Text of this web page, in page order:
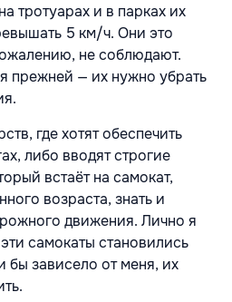
тротуарах и в парках их
5 км/ч. Они это
не соблюдают.
прежней — их нужно убрать
где хотят обеспечить
либо вводят строгие
встаёт на самокат,
возраста, знать и
движения. Лично я
самокаты становились
бы зависело от меня, их